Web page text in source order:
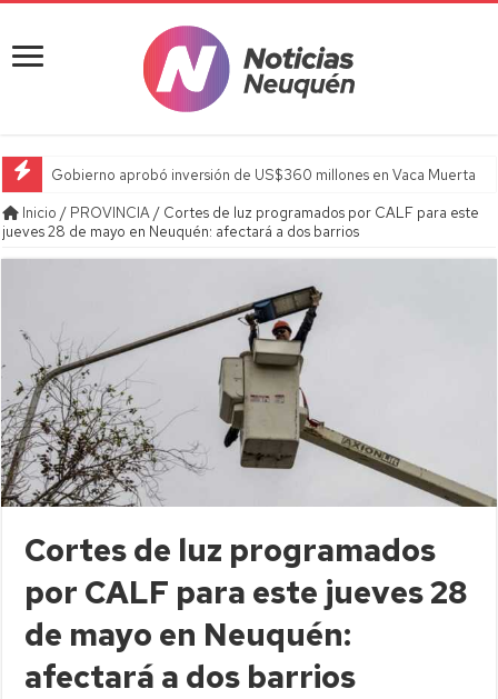
Gobierno aprobó inversión de US$360 millones en Vaca Muerta
Inicio / PROVINCIA/ Cortes de luz programados por CALF para este
jueves 28 de mayo en Neuquén: afectará a dos barrios
Cortes de luz programados
por CALF para este jueves 28
de mayo en Neuquén:
afectará a dos barrios